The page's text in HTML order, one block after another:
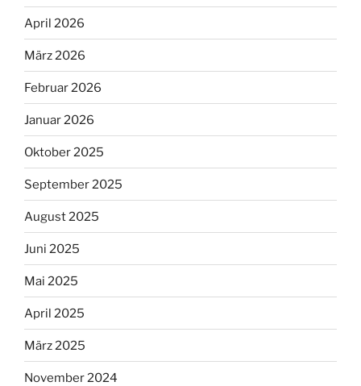
April 2026
März 2026
Februar 2026
Januar 2026
Oktober 2025
September 2025
August 2025
Juni 2025
Mai 2025
April 2025
März 2025
November 2024